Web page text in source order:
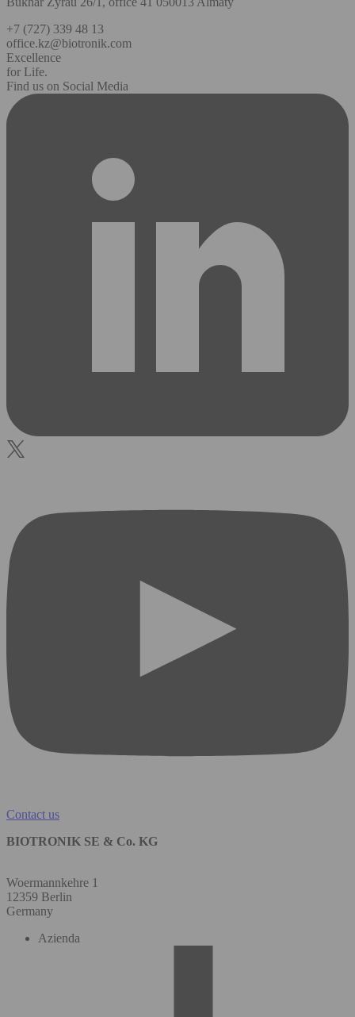
+7 (727) 339 48 13
office.kz@biotronik.com
Excellence
for Life.
Find us on Social Media
Contact us
BIOTRONIK SE & Co. KG
Woermannkehre 1
12359 Berlin
Germany
Azienda